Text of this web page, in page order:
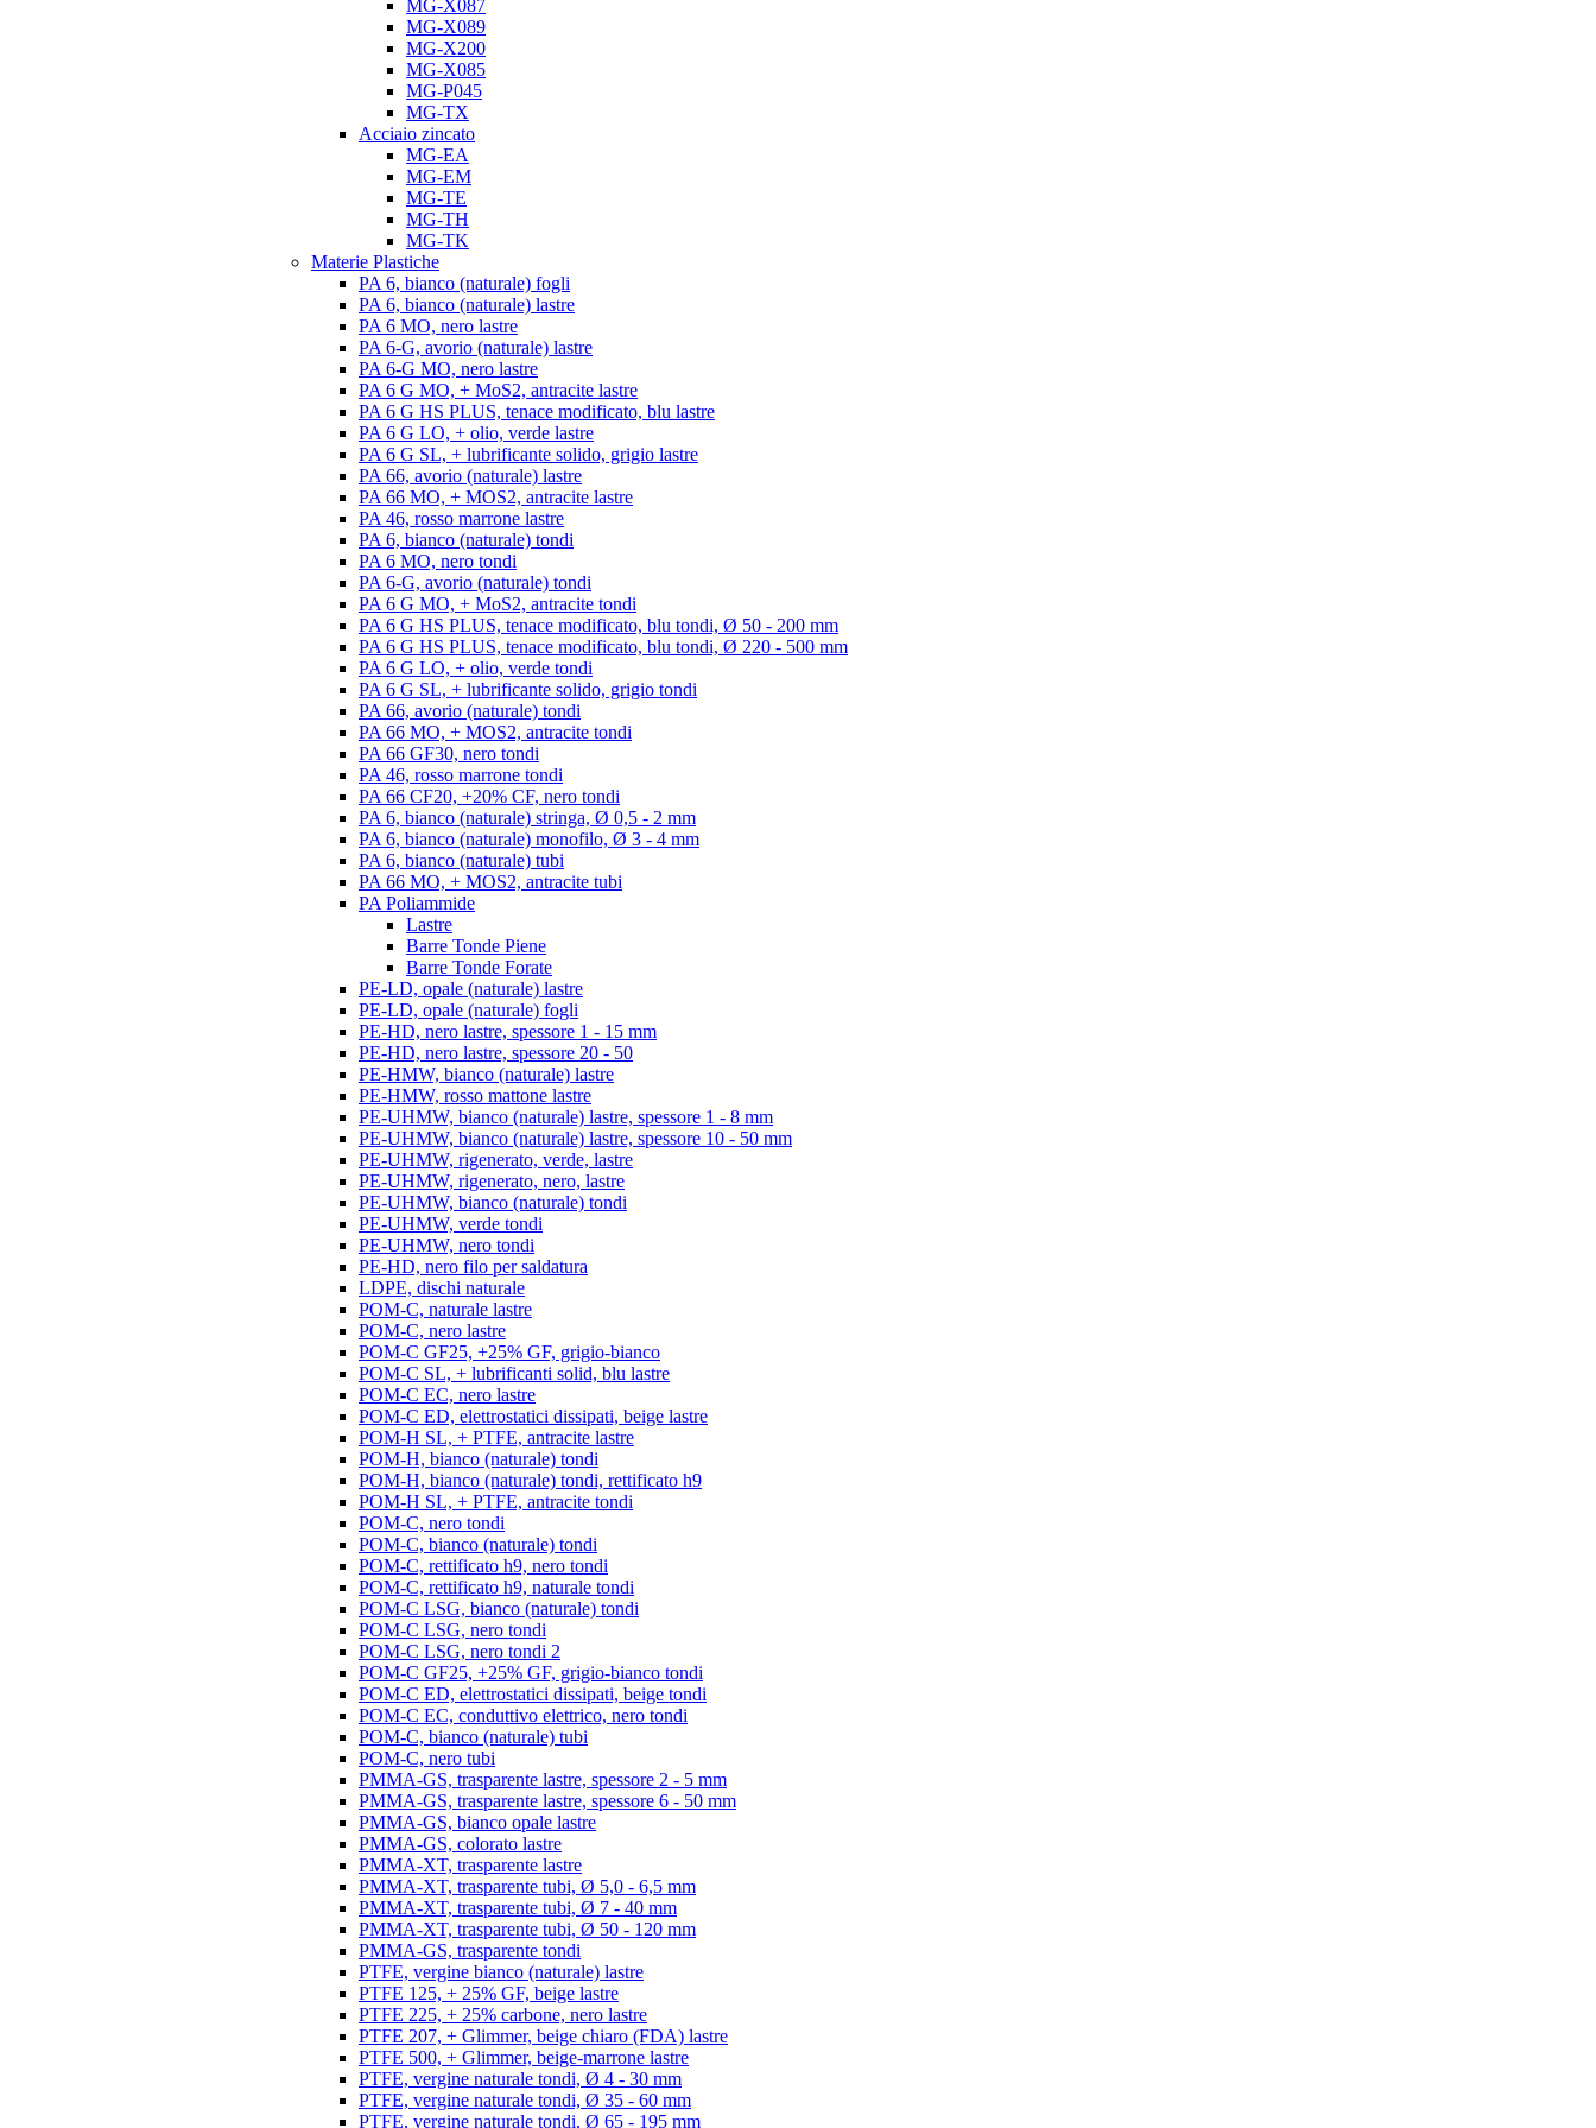
MG-X087
MG-X089
MG-X200
MG-X085
MG-P045
MG-TX
Acciaio zincato
MG-EA
MG-EM
MG-TE
MG-TH
MG-TK
Materie Plastiche
PA 6, bianco (naturale) fogli
PA 6, bianco (naturale) lastre
PA 6 MO, nero lastre
PA 6-G, avorio (naturale) lastre
PA 6-G MO, nero lastre
PA 6 G MO, + MoS2, antracite lastre
PA 6 G HS PLUS, tenace modificato, blu lastre
PA 6 G LO, + olio, verde lastre
PA 6 G SL, + lubrificante solido, grigio lastre
PA 66, avorio (naturale) lastre
PA 66 MO, + MOS2, antracite lastre
PA 46, rosso marrone lastre
PA 6, bianco (naturale) tondi
PA 6 MO, nero tondi
PA 6-G, avorio (naturale) tondi
PA 6 G MO, + MoS2, antracite tondi
PA 6 G HS PLUS, tenace modificato, blu tondi, Ø 50 - 200 mm
PA 6 G HS PLUS, tenace modificato, blu tondi, Ø 220 - 500 mm
PA 6 G LO, + olio, verde tondi
PA 6 G SL, + lubrificante solido, grigio tondi
PA 66, avorio (naturale) tondi
PA 66 MO, + MOS2, antracite tondi
PA 66 GF30, nero tondi
PA 46, rosso marrone tondi
PA 66 CF20, +20% CF, nero tondi
PA 6, bianco (naturale) stringa, Ø 0,5 - 2 mm
PA 6, bianco (naturale) monofilo, Ø 3 - 4 mm
PA 6, bianco (naturale) tubi
PA 66 MO, + MOS2, antracite tubi
PA Poliammide
Lastre
Barre Tonde Piene
Barre Tonde Forate
PE-LD, opale (naturale) lastre
PE-LD, opale (naturale) fogli
PE-HD, nero lastre, spessore 1 - 15 mm
PE-HD, nero lastre, spessore 20 - 50
PE-HMW, bianco (naturale) lastre
PE-HMW, rosso mattone lastre
PE-UHMW, bianco (naturale) lastre, spessore 1 - 8 mm
PE-UHMW, bianco (naturale) lastre, spessore 10 - 50 mm
PE-UHMW, rigenerato, verde, lastre
PE-UHMW, rigenerato, nero, lastre
PE-UHMW, bianco (naturale) tondi
PE-UHMW, verde tondi
PE-UHMW, nero tondi
PE-HD, nero filo per saldatura
LDPE, dischi naturale
POM-C, naturale lastre
POM-C, nero lastre
POM-C GF25, +25% GF, grigio-bianco
POM-C SL, + lubrificanti solid, blu lastre
POM-C EC, nero lastre
POM-C ED, elettrostatici dissipati, beige lastre
POM-H SL, + PTFE, antracite lastre
POM-H, bianco (naturale) tondi
POM-H, bianco (naturale) tondi, rettificato h9
POM-H SL, + PTFE, antracite tondi
POM-C, nero tondi
POM-C, bianco (naturale) tondi
POM-C, rettificato h9, nero tondi
POM-C, rettificato h9, naturale tondi
POM-C LSG, bianco (naturale) tondi
POM-C LSG, nero tondi
POM-C LSG, nero tondi 2
POM-C GF25, +25% GF, grigio-bianco tondi
POM-C ED, elettrostatici dissipati, beige tondi
POM-C EC, conduttivo elettrico, nero tondi
POM-C, bianco (naturale) tubi
POM-C, nero tubi
PMMA-GS, trasparente lastre, spessore 2 - 5 mm
PMMA-GS, trasparente lastre, spessore 6 - 50 mm
PMMA-GS, bianco opale lastre
PMMA-GS, colorato lastre
PMMA-XT, trasparente lastre
PMMA-XT, trasparente tubi, Ø 5,0 - 6,5 mm
PMMA-XT, trasparente tubi, Ø 7 - 40 mm
PMMA-XT, trasparente tubi, Ø 50 - 120 mm
PMMA-GS, trasparente tondi
PTFE, vergine bianco (naturale) lastre
PTFE 125, + 25% GF, beige lastre
PTFE 225, + 25% carbone, nero lastre
PTFE 207, + Glimmer, beige chiaro (FDA) lastre
PTFE 500, + Glimmer, beige-marrone lastre
PTFE, vergine naturale tondi, Ø 4 - 30 mm
PTFE, vergine naturale tondi, Ø 35 - 60 mm
PTFE, vergine naturale tondi, Ø 65 - 195 mm